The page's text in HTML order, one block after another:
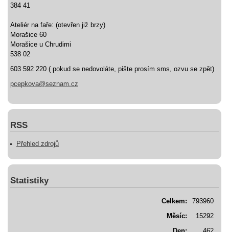
384 41
Ateliér na faře: (otevřen již brzy)
Morašice 60
Morašice u Chrudimi
538 02
603 592 220 ( pokud se nedovoláte, pište prosím sms, ozvu se zpět)
pcepkova@seznam.cz
RSS
Přehled zdrojů
Statistiky
Celkem:
793960
Měsíc:
15292